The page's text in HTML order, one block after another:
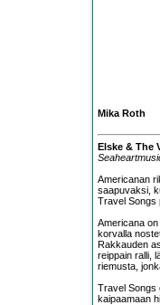
Mika Roth
Elske & The
Americanan
saapuvaksi,
Travel Songs
Americana
korvalla
Rakkauden
reippain ralli,
riemusta,
Travel Songs
kaipaamaan